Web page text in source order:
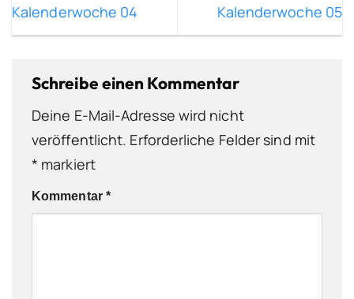
Kalenderwoche 04
Kalenderwoche 05
Schreibe einen Kommentar
Deine E-Mail-Adresse wird nicht
veröffentlicht. Erforderliche Felder sind mit
* markiert
Kommentar *